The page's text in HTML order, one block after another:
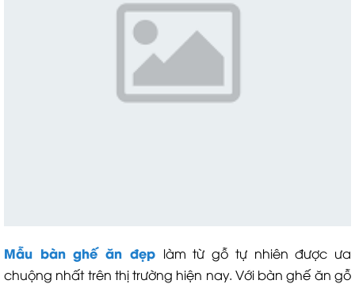
Mẫu bàn ghế ăn đẹp làm từ gỗ tự nhiên được ưa
chuộng nhất trên thị trường hiện nay. Với bàn ghế ăn gỗ